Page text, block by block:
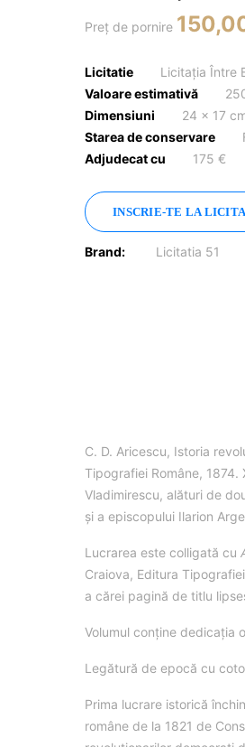
Preţ de pornire
Licitatie
Licitația Între
Valoare estimativă
Dimensiuni
24 x 17
Starea de conservare
Adjudecat cu
175 €
INSCRIE-TE LA
Brand: Licitatia 51
C. D. Aricescu, Istoria
Tipografiei Române,
Vladimirescu, alături de
și a episcopului Ilarion
Lucrarea este colligată cu
Craiova, Editura
a cărei pagină de titlu
Volumul conține dedicația
Legătură de epocă cu
Prima lucrare istorică
române de la 1821 de